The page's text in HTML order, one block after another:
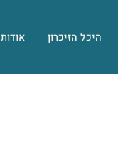
היכל הזיכרון אודות